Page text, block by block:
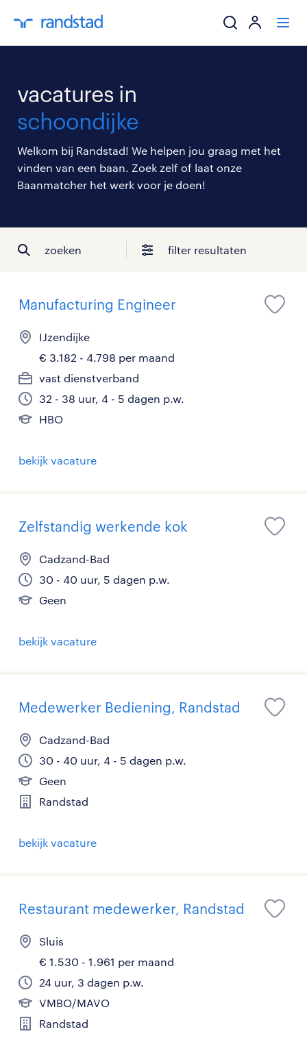
mijn carrière
over randstad
vacatures in
schoondijke
Welkom bij Randstad! We helpen jou graag met het
vinden van een baan. Zoek zelf of laat onze
Baanmatcher het werk voor je doen!
zoeken filter resultaten
Manufacturing Engineer
IJzendijke
€ 3.182 - 4.798 per maand
vast dienstverband
32 - 38 uur, 4 - 5 dagen p.w.
HBO
bekijk vacature
Zelfstandig werkende kok
Cadzand-Bad
30 - 40 uur, 5 dagen p.w.
Geen
bekijk vacature
Medewerker Bediening, Randstad
Cadzand-Bad
30 - 40 uur, 4 - 5 dagen p.w.
Geen
Randstad
bekijk vacature
Restaurant medewerker, Randstad
Sluis
€ 1.530 - 1.961 per maand
24 uur, 3 dagen p.w.
VMBO/MAVO
Randstad